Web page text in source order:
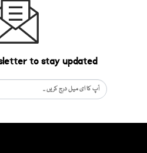
to stay updated.